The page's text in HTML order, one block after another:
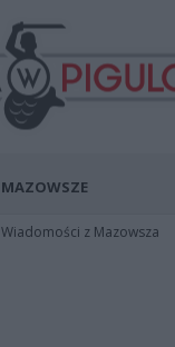
MAZOWSZE
Wiadomości z Mazowsza